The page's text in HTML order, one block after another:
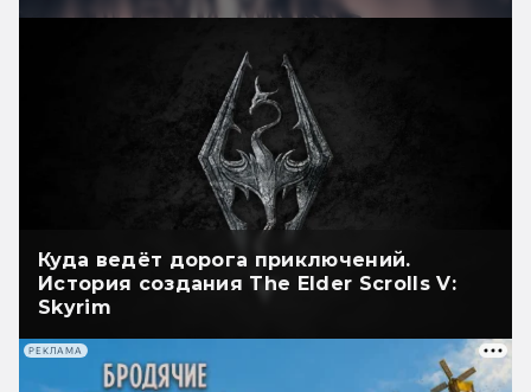
Куда ведёт дорога приключений.
История создания The Elder Scrolls V:
Skyrim
РЕКЛАМА